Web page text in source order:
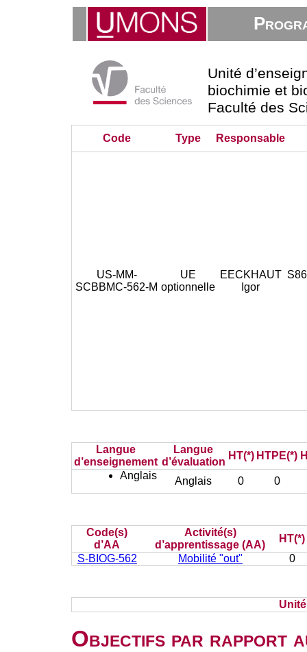
Unité
biochimie et
Faculté des
Code Type Responsable
US-MM-
SCBBMC-562-M
UE
optionnelle
EECKHAUT
Igor
Langue
d’enseignement
Langue
d’évaluation
HT(*) HTPE(*)
Anglais
Anglais 0 0
Code(s)
d’AA
Activité(s)
d’apprentissage (AA)
HT(*)
S-BIOG-562
Mobilité "out" 0
Objectifs par rapport